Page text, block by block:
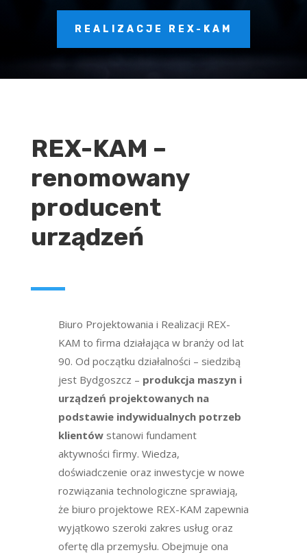
REALIZACJE REX-KAM
REX-KAM –
renomowany
producent
urządzeń
Biuro Projektowania i Realizacji REX-
KAM to firma działająca w branży od lat
90. Od początku działalności – siedzibą
jest Bydgoszcz – produkcja maszyn i
urządzeń projektowanych na
podstawie indywidualnych potrzeb
klientówstanowi fundament
aktywności firmy. Wiedza,
doświadczenie oraz inwestycje w nowe
rozwiązania technologiczne sprawiają,
że biuro projektowe REX-KAM zapewnia
wyjątkowo szeroki zakres usług oraz
ofertę dla przemysłu. Obejmuje ona